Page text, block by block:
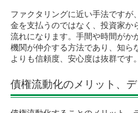
ファクタリングに近い手法ですが
金を支払うのではなく、投資家か
流れになります。手間や時間がか
機関が仲介する方法であり、知ら
よりも信頼度、安心度は抜群です。
債権流動化のメリット、